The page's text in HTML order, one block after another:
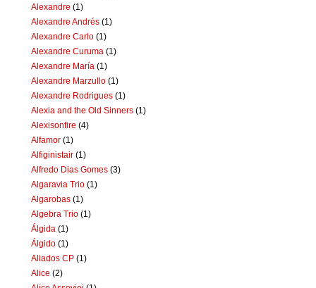
Alexandre (1)
Alexandre Andrés (1)
Alexandre Carlo (1)
Alexandre Curuma (1)
Alexandre María (1)
Alexandre Marzullo (1)
Alexandre Rodrigues (1)
Alexia and the Old Sinners (1)
Alexisonfire (4)
Alfamor (1)
Alfiginistair (1)
Alfredo Dias Gomes (3)
Algaravia Trio (1)
Algarobas (1)
Algebra Trio (1)
Álgida (1)
Álgido (1)
Aliados CP (1)
Alice (2)